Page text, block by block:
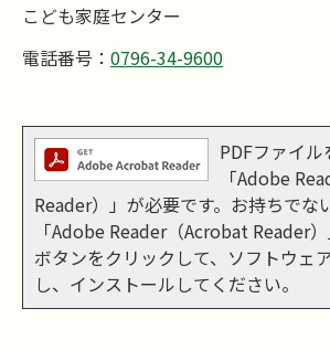
こども家庭センター
電話番号： 0796-34-9600
PDFファイ
「Adobe
Reader）」が必要です。お持ちでな
「Adobe Reader（Acrobat Reader
ボタンをクリックして、ソフトウェ
し、インストールしてください。